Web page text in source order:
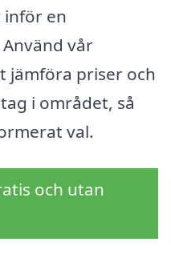
en
vår
jämföra priser och
i området, så
val.
och utan